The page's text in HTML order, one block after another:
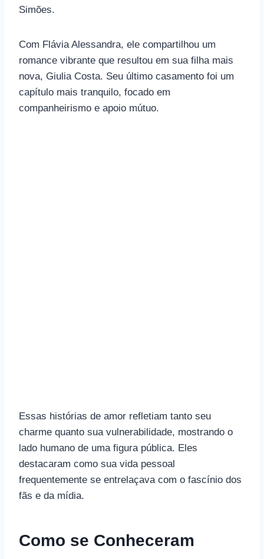
Simões.
Com Flávia Alessandra, ele compartilhou um
romance vibrante que resultou em sua filha mais
nova, Giulia Costa. Seu último casamento foi um
capítulo mais tranquilo, focado em
companheirismo e apoio mútuo.
Essas histórias de amor refletiam tanto seu
charme quanto sua vulnerabilidade, mostrando o
lado humano de uma figura pública. Eles
destacaram como sua vida pessoal
frequentemente se entrelaçava com o fascínio dos
fãs e da mídia.
Como se Conheceram